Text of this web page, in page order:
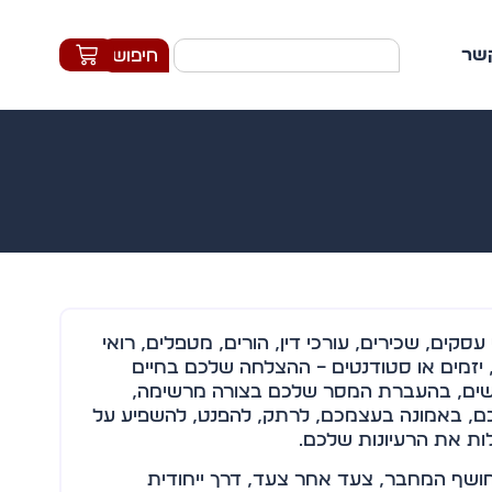
חיפוש
שכירים, עורכי דין, הורים, מטפלים, רואי
יזמים או סטודנטים – ההצלחה שלכם בחיים
בהעברת המסר שלכם בצורה מרשימה,
באמונה בעצמכם, לרתק, להפנט, להשפיע על
את הרעיונות שלכם.
המחבר, צעד אחר צעד, דרך ייחודית